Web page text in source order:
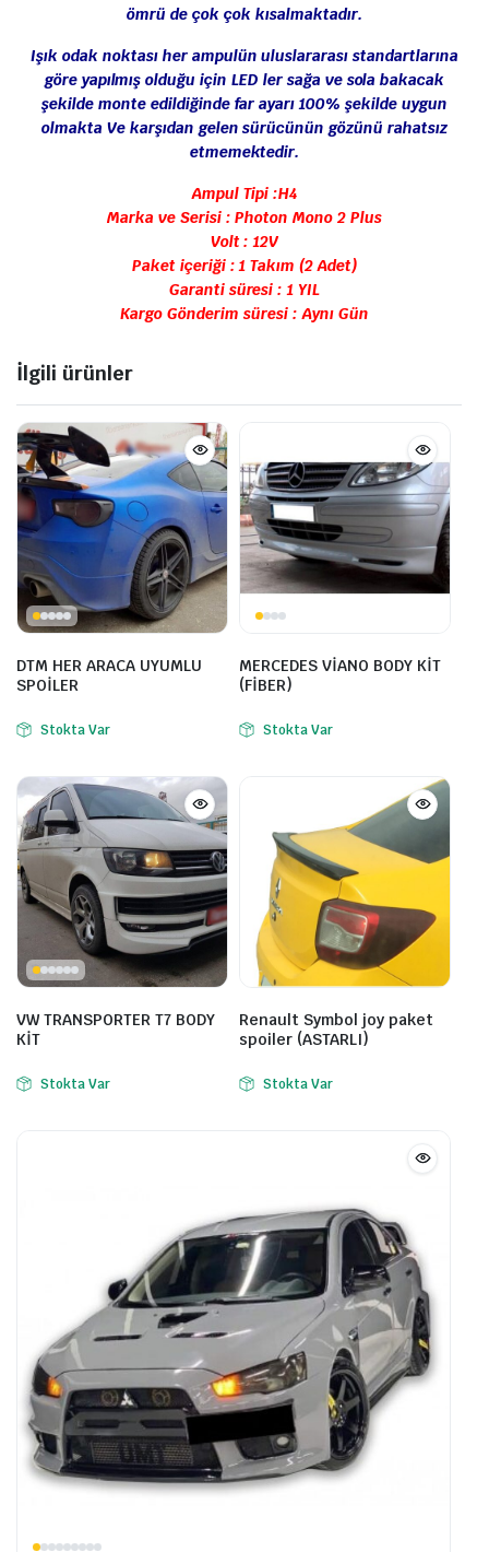
ömrü de çok çok kısalmaktadır.
Işık odak noktası her ampulün uluslararası standartlarına
göre yapılmış olduğu için LED ler sağa ve sola bakacak
şekilde monte edildiğinde far ayarı 100% şekilde uygun
olmakta Ve karşıdan gelen sürücünün gözünü rahatsız
etmemektedir.
Ampul Tipi :H4
Marka ve Serisi : Photon Mono 2 Plus
Volt : 12V
Paket içeriği : 1 Takım (2 Adet)
Garanti süresi : 1 YIL
Kargo Gönderim süresi : Aynı Gün
İlgili ürünler
DTM HER ARACA UYUMLU
SPOİLER
Stokta Var
MERCEDES VİANO BODY KİT
(FİBER)
Stokta Var
VW TRANSPORTER T7 BODY
KİT
Stokta Var
Renault Symbol joy paket
spoiler (ASTARLI)
Stokta Var